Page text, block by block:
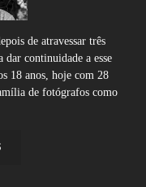
de atravessar três
continuidade a esse
18 anos, hoje com 28
de fotógrafos como